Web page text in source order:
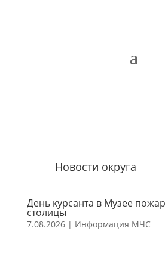
Новости округа
День курсанта в Музее
столицы
7.08.2026| Информация МЧС